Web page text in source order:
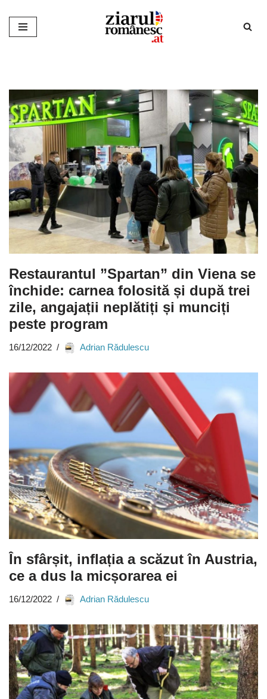
Sari
Restaurantul ”Spartan” din Viena se
închide: carnea folosită și după trei
zile, angajații neplătiți și munciți
peste program
16/12/2022 Adrian Rădulescu
În sfârșit, inflația a scăzut în Austria,
ce a dus la micșorarea ei
16/12/2022 Adrian Rădulescu